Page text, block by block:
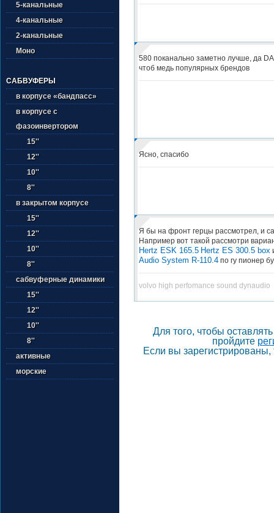
5-канальные
4-канальные
2-канальные
Моно
САБВУФЕРЫ
в корпусе «бандпасс»
в корпусе с
фазоинвертором
15''
12''
10''
8''
в закрытом корпусе
15''
12''
10''
8''
сабвуферные динамики
15''
12''
10''
8''
активные
морские
580 поканально заметно лучше, да
чтоб медь популярных брендов
Ясно, спасибо
Я бы на фронт герцы рассмотрел, и
Например вот такой рассмотри
Hertz ESK 165.5 Hertz ES 300.5 box
Audio System R-110.4по гу пионер
volvo high perfomance sound dynaudio
Для того, чтобы
пройдите
Если вы